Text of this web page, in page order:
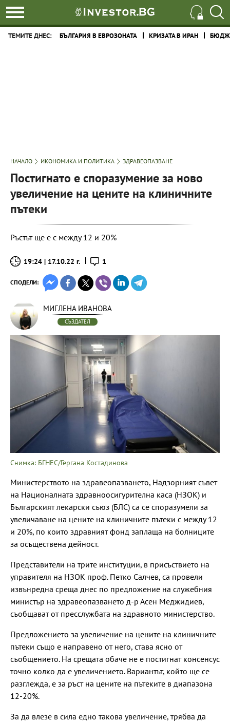
ТЕМИТЕ ДНЕС: БЪЛГАРИЯ В ЕВРОЗОНАТА КРИЗАТА В ИРАН
НАЧАЛО ИКОНОМИКА И ПОЛИТИКА ЗДРАВЕОПАЗВАНЕ
Постигнато е споразумение за ново
увеличение на цените на клиничните
пътеки
Ръстът ще е с между 12 и 20%
19:24 | 17.10.22 г. 1
СПОДЕЛИ:
МИГЛЕНА ИВАНОВА
СЪЗДАТЕЛ
Снимка: БГНЕС/Гергана Костадинова
Министерството на здравеопазването, Надзорният съвет
на Националната здравноосигурителна каса (НЗОК) и
Българският лекарски съюз (БЛС) са се споразумели за
увеличаване на цените на клиничните пътеки с между 12
и 20%, по които здравният фонд заплаща на болниците
за осъществена дейност.
Представители на трите институции, в присъствието на
управителя на НЗОК проф. Петко Салчев, са провели
извънредна среща днес по предложение на служебния
министър на здравеопазването д-р Асен Меджидиев,
съобщават от пресслужбата на здравното министерство.
Предложението за увеличение на цените на клиничните
пътеки също е направено от него, става ясно от
съобщението. На срещата обаче не е постигнат консенсус
точно колко да е увеличението. Вариантът, който ще се
разглежда, е за ръст на цените на пътеките в диапазона
12-20%.
За да влезе в сила едно такова увеличение, трябва да